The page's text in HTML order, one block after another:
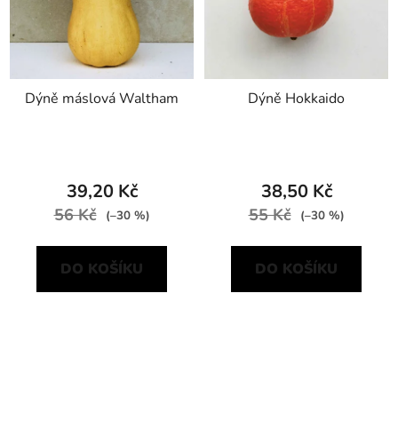
Dýně máslová Waltham
39,20 Kč
56 Kč (–30 %)
DO KOŠÍKU
Dýně Hokkaido
38,50 Kč
55 Kč (–30 %)
DO KOŠÍKU